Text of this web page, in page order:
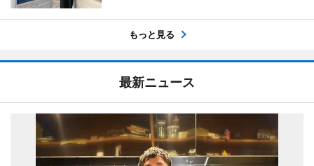
もっと見る
最新ニュース